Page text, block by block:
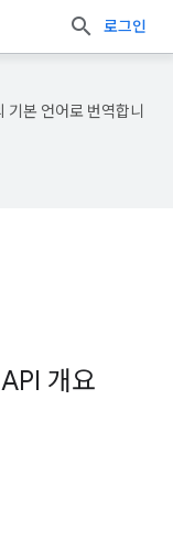
로그인
본 언어로 번역합니
개요